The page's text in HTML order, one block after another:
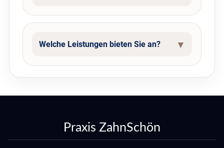
Welche Leistungen bieten Sie an?
Praxis ZahnSchön